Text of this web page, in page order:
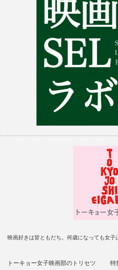
映画好きは皆ともだち。何歳になっても女子
トーキョー女子映画部のトリセツ
特